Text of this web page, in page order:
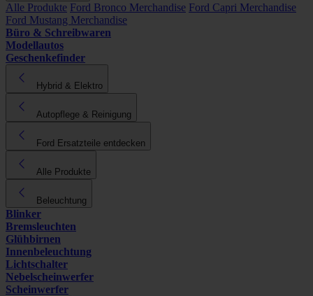
Alle Produkte Ford Bronco Merchandise Ford Capri Merchandise
Ford Mustang Merchandise
Büro & Schreibwaren
Modellautos
Geschenkefinder
Hybrid & Elektro
Autopflege & Reinigung
Ford Ersatzteile entdecken
Alle Produkte
Beleuchtung
Blinker
Bremsleuchten
Glühbirnen
Innenbeleuchtung
Lichtschalter
Nebelscheinwerfer
Scheinwerfer